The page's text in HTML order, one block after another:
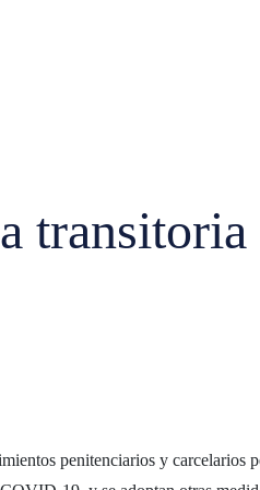
transitoria
penitenciarios y